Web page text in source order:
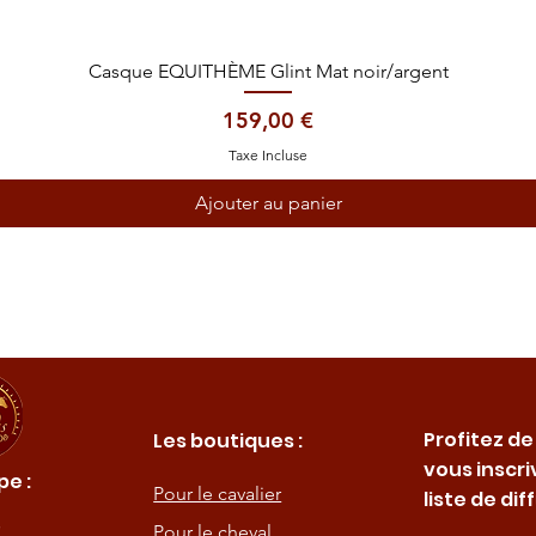
Aperçu rapide
Casque EQUITHÈME Glint Mat noir/argent
Prix
159,00 €
Taxe Incluse
Ajouter au panier
:
Les boutiques :
Pour le cavalier
Profitez
vous
liste de